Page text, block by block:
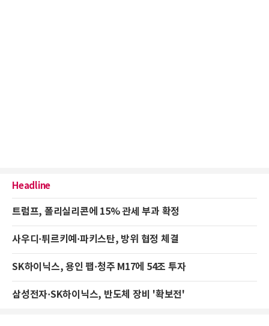
Headline
트럼프, 폴리실리콘에 15% 관세 부과 확정
사우디·튀르키예·파키스탄, 방위 협정 체결
SK하이닉스, 용인 팹·청주 M17에 54조 투자
삼성전자·SK하이닉스, 반도체 장비 '확보전'